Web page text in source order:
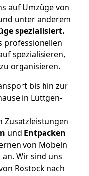
auf Umzüge von
unter anderem
spezialisiert.
professionellen
spezialisieren,
organisieren.
bis hin zur
in Lüttgen-
Zusatzleistungen
und Entpacken
von Möbeln
Wir sind uns
Rostock nach